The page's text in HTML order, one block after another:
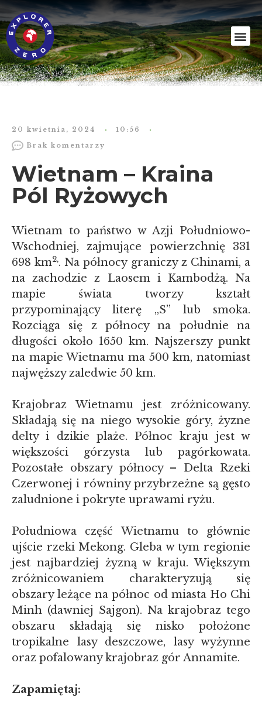
20 kwietnia, 2024
10:56
Brak komentarzy
Wietnam – Kraina
Pól Ryżowych
Wietnam to państwo w Azji Południowo-
Wschodniej, zajmujące powierzchnię 331
698 km2,. Na północy graniczy z Chinami, a
na zachodzie z Laosem i Kambodżą. Na
mapie świata tworzy kształt
przypominający literę „S” lub smoka.
Rozciąga się z północy na południe na
długości około 1650 km. Najszerszy punkt
na mapie Wietnamu ma 500 km, natomiast
najwęższy zaledwie 50 km.
Krajobraz Wietnamu jest zróżnicowany.
Składają się na niego wysokie góry, żyzne
delty i dzikie plaże. Północ kraju jest w
większości górzysta lub pagórkowata.
Pozostałe obszary północy – Delta Rzeki
Czerwonej i równiny przybrzeżne są gęsto
zaludnione i pokryte uprawami ryżu.
Południowa część Wietnamu to głównie
ujście rzeki Mekong. Gleba w tym regionie
jest najbardziej żyzną w kraju. Większym
zróżnicowaniem charakteryzują się
obszary leżące na północ od miasta Ho Chi
Minh (dawniej Sajgon). Na krajobraz tego
obszaru składają się nisko położone
tropikalne lasy deszczowe, lasy wyżynne
oraz pofalowany krajobraz gór Annamite.
Zapamiętaj: